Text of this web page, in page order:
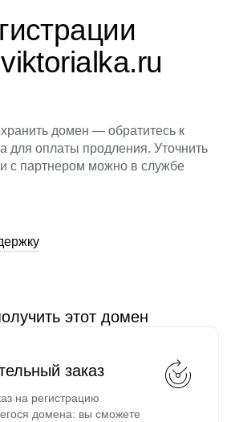
домен — обратитесь к
для оплаты продления. Уточнить
с партнером можно в службе
этот домен
заказ
на регистрацию
домена: вы сможете